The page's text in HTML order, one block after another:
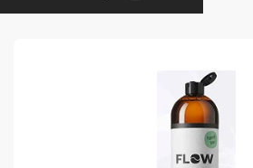
Blanco
Германия
Применить